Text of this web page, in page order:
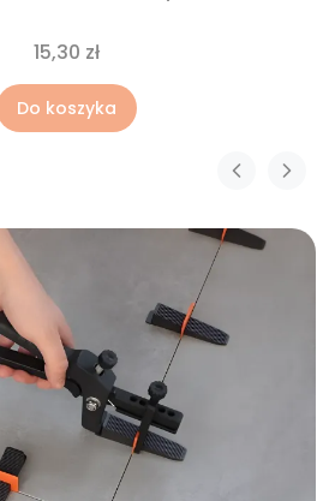
15,30 zł
Do koszyka